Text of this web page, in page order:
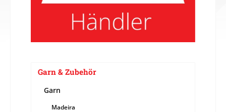
Garn & Zubehör
Garn
Madeira